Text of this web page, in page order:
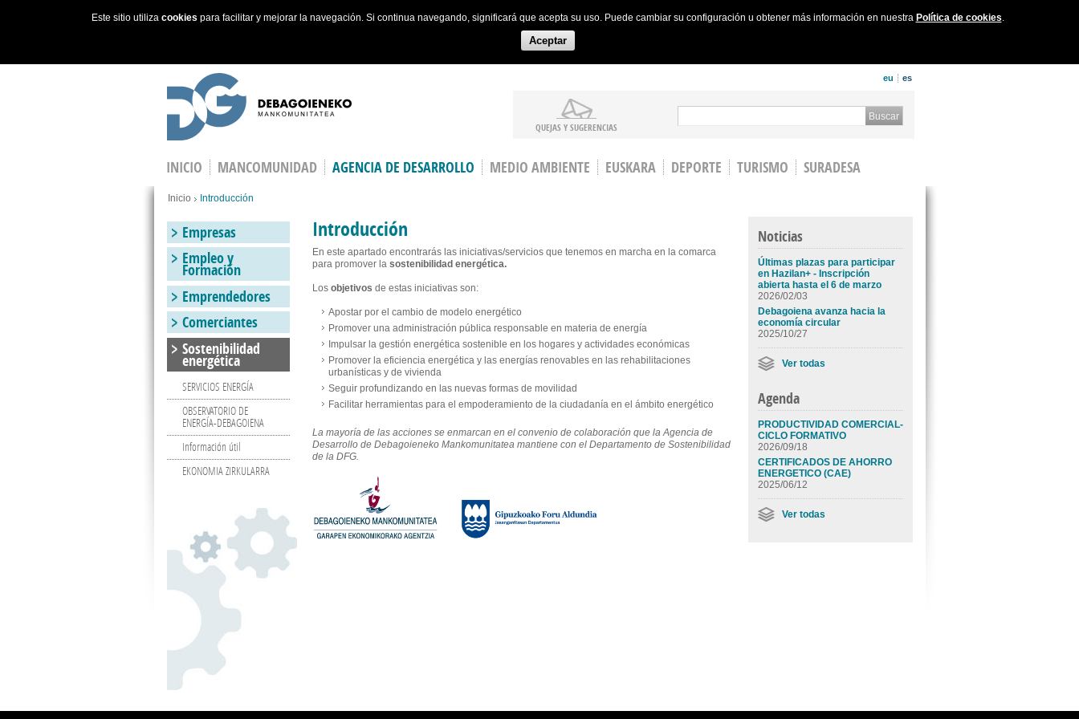
Este sitio utiliza cookies para facilitar y mejorar la navegación. Si continua navegando, significará que acepta su uso. Puede cambiar su configuración u obtener más información en nuestra Política de cookies.
Aceptar
eu es
QUEJAS Y SUGERENCIAS
Search form
INICIO MANCOMUNIDAD AGENCIA DE DESARROLLO MEDIO AMBIENTE EUSKARA DEPORTE TURISMO
SURADESA
Estás en
Inicio Introducción
Introducción
En este apartado encontrarás las iniciativas/servicios que tenemos en marcha en la comarca
para promover la sostenibilidad energética.
Los objetivos de estas iniciativas son:
Apostar por el cambio de modelo energético
Promover una administración pública responsable en materia de energía
Impulsar la gestión energética sostenible en los hogares y actividades económicas
Promover la eficiencia energética y las energías renovables en las rehabilitaciones
urbanísticas y de vivienda
Seguir profundizando en las nuevas formas de movilidad
Facilitar herramientas para el empoderamiento de la ciudadanía en el ámbito energético
La mayoría de las acciones se enmarcan en el convenio de colaboración que la Agencia de
Desarrollo de Debagoieneko Mankomunitatea mantiene con el Departamento de Sostenibilidad
de la DFG.
Noticias
Últimas plazas para participar
en Hazilan+ - Inscripción
abierta hasta el 6 de marzo
2026/02/03
Debagoiena avanza hacia la
economía circular
2025/10/27
Ver todas
Agenda
PRODUCTIVIDAD COMERCIAL-
CICLO FORMATIVO
2026/09/18
CERTIFICADOS DE AHORRO
ENERGETICO (CAE)
2025/06/12
Ver todas
Empresas
Empleo y
Formación
Emprendedores
Comerciantes
Sostenibilidad
energética
SERVICIOS ENERGÍA
OBSERVATORIO DE
ENERGÍA-DEBAGOIENA
Información útil
EKONOMIA ZIRKULARRA